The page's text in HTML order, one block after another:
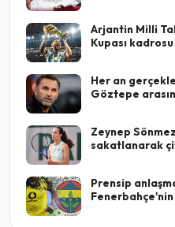
Arjantin Milli
Kupası kadrosu
Her an
Göztepe
Zeynep
sakatlanarak
Prensip